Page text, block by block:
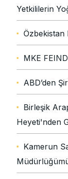
Yetkililerin
Özbekistan
MKE
ABD’den
Birleşik
Heyeti'nden
Kamerun